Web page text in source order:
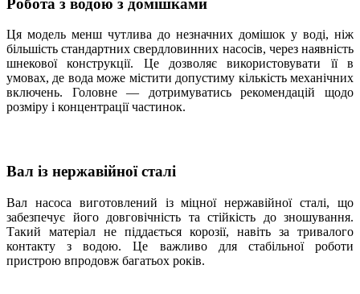
Ця модель менш чутлива до незначних домішок у воді, ніж
більшість стандартних свердловинних насосів, через наявність
шнекової конструкції. Це дозволяє використовувати її в
умовах, де вода може містити допустиму кількість механічних
включень. Головне — дотримуватись рекомендацій щодо
розміру і концентрації частинок.
Вал із нержавійної сталі
Вал насоса виготовлений із міцної нержавійної сталі, що
забезпечує його довговічність та стійкість до зношування.
Такий матеріал не піддається корозії, навіть за тривалого
контакту з водою. Це важливо для стабільної роботи
пристрою впродовж багатьох років.